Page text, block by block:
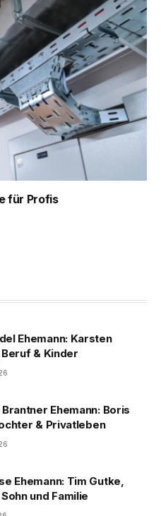
für Profis
Ehemann: Karsten
& Kinder
Ehemann: Boris
& Privatleben
Ehemann: Tim Gutke,
und Familie